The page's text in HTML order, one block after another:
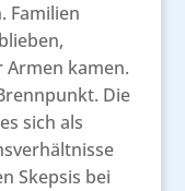
Familien
kamen.
Die
sich als
Skepsis bei